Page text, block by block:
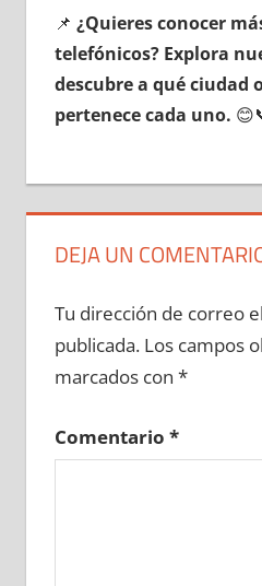
📌 ¿Quieres conocer
telefónicos? Explora
descubre а qué ciudad
pertenece cada uno.
DEJA UN
Tu dirección de correo
publicada. Los campos
marcados con *
Comentario *